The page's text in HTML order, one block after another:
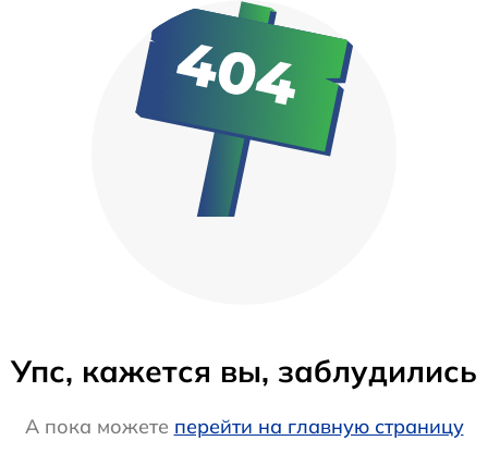
Упс, кажется вы, заблудились
А пока можете перейти на главную страницу